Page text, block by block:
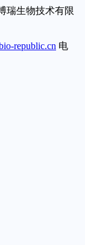
瑞生物技术有限
republic.cn 电